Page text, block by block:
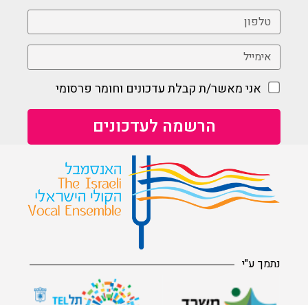
אני מאשר/ת קבלת עדכונים וחומר פרסומי
נתמך ע"י